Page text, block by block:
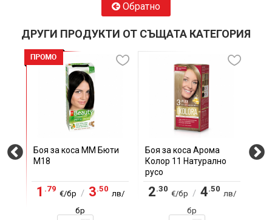
Обратно
ДРУГИ ПРОДУКТИ ОТ СЪЩАТА КАТЕГОРИЯ
Боя за коса ММ Бюти
М18
1 .79
€/бр / 3.50
лв/
бр
Боя за коса Арома
Колор 11 Натурално
русо
2.30
€/бр / 4.50
лв/
бр
8/0